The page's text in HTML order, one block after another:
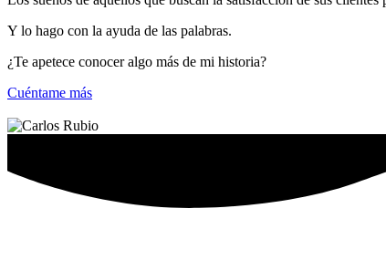
Y lo hago con la ayuda de las palabras.
¿Te apetece conocer algo más de mi historia?
Cuéntame más